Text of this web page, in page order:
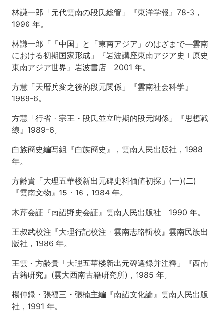
営
と
南
民
族
第
唐
代
南
の
蛮
蛮
第
回
詔
国
よ
る
林謙一郎「元代雲南の段氏総管」『東洋学報』78-3，
1996 年。
林謙一郎「「中国」と「東南アジア」のはざまで—雲南
における初期国家形成」『岩波講座東南アジア史Ｉ原史
東南アジア世界』岩波書店，2001 年。
方慧「天暦兵変之後的段元関係」『雲南社会科学』
1989-6。
方慧「行省・宗王・段氏並立時期的段元関係」『思想戦
線』1989-6。
白族簡史編写組『白族簡史』，雲南人民出版社，1988
年。
方齢貴「大理五華楼新出元碑史料価値初探」(一)(二)
『雲南文物』15・16，1984 年。
木芹会証『南詔野史会証』雲南人民出版社，1990 年。
王叔武校注『大理行記校注・雲南志略輯校』雲南民族出
版社，1986 年。
王雲・方齢貴「大理五華楼新出元碑選録并注釋」『西南
古籍研究』(雲大西南古籍研究所)，1985 年。
楊仲録・張福三・張楠主編『南詔文化論』雲南人民出版
社，1991 年。